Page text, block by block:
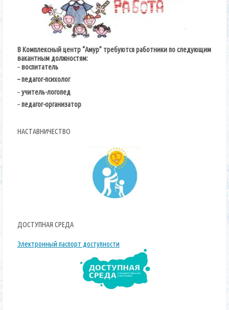
В Комплексный центр “Амур” требуются работники по следующим
вакантным должностям:
–воспитатель
– педагог-психолог
–учитель-логопед
–педагог-организатор
НАСТАВНИЧЕСТВО
ДОСТУПНАЯ СРЕДА
Электронный паспорт доступности